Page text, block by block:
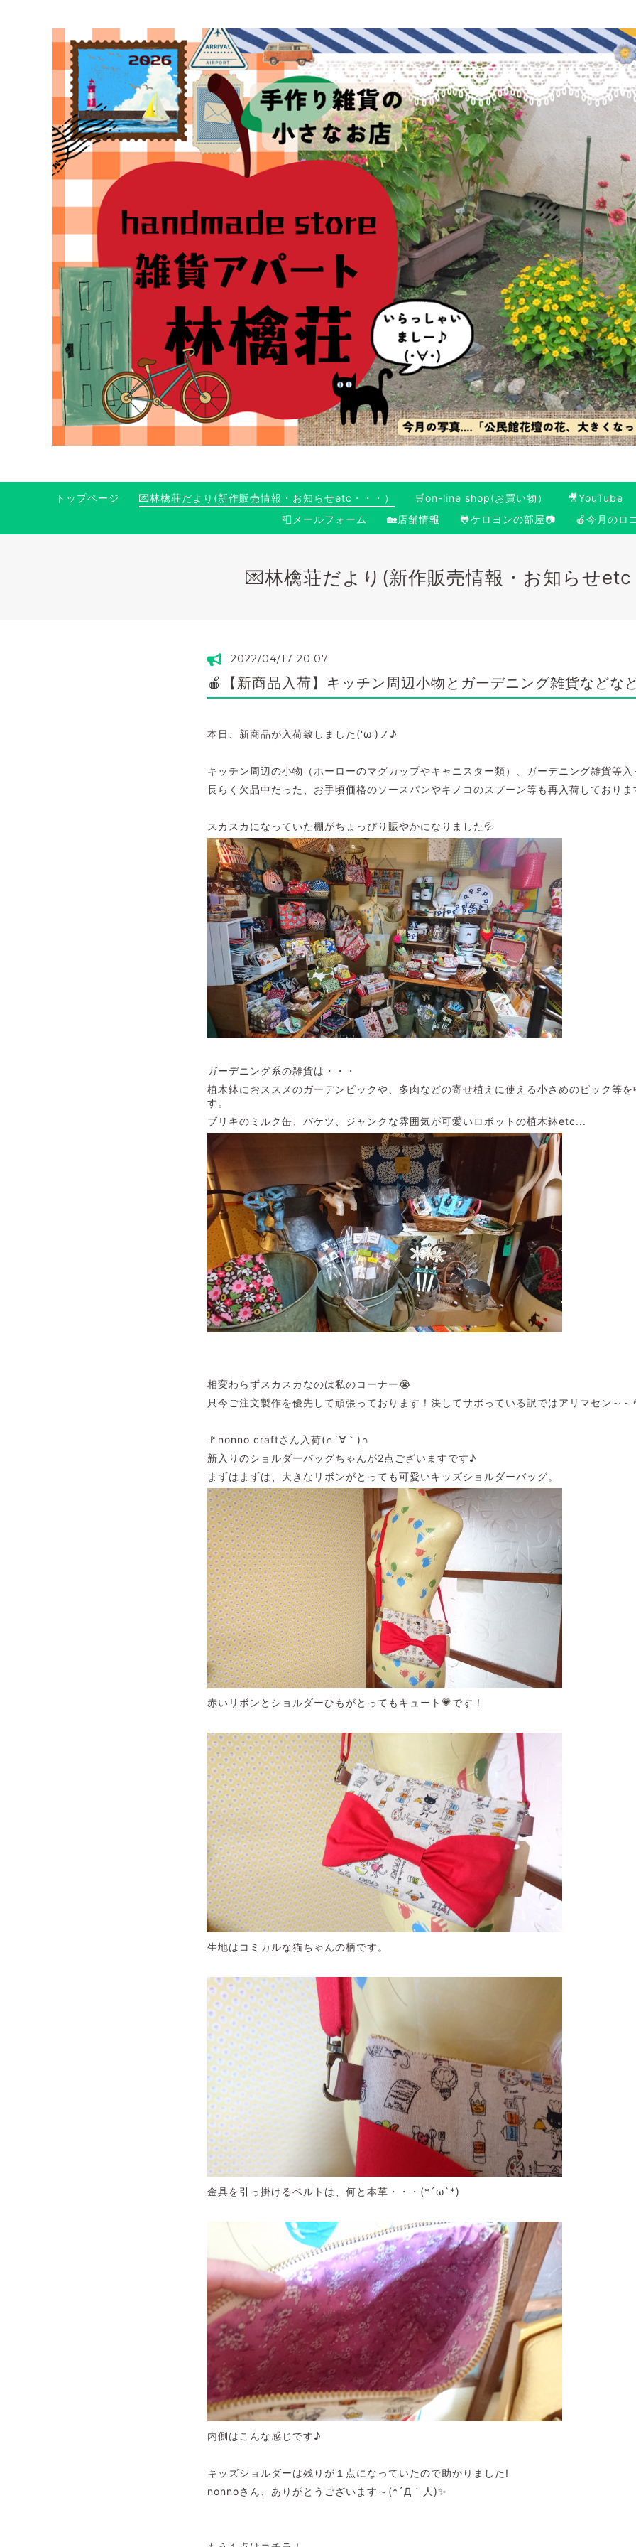
トップページ 💌林檎荘だより(新作販売情報・お知らせetc・・・） 🛒on-line shop(お買い物）
🎥YouTube
📮メールフォーム
🏡店舗情報 🐸ケロヨンの部屋📷 🍎今月のロ
💌林檎荘だより(新作販売情報・お知らせetc
2022/04/17 20:07
🍎【新商品入荷】キッチン周辺小物とガーデニング雑貨などな
本日、新商品が入荷致しました('ω')ノ♪
キッチン周辺の小物（ホーローのマグカップやキャニスター類）、ガーデニング雑貨等
長らく欠品中だった、お手頃価格のソースパンやキノコのスプーン等も再入荷しておりま
スカスカになっていた棚がちょっぴり賑やかになりました💦
ガーデニング系の雑貨は・・・
植木鉢におススメのガーデンピックや、多肉などの寄せ植えに使える小さめのピック等
す。
ブリキのミルク缶、バケツ、ジャンクな雰囲気が可愛いロボットの植木鉢etc...
相変わらずスカスカなのは私のコーナー😭
只今ご注文製作を優先して頑張っております！決してサボっている訳ではアリマセン～～
🚩nonno craftさん入荷(∩´∀｀)∩
新入りのショルダーバッグちゃんが2点ございますです♪
まずはまずは、大きなリボンがとっても可愛いキッズショルダーバッグ。
赤いリボンとショルダーひもがとってもキュート💗です！
生地はコミカルな猫ちゃんの柄です。
金具を引っ掛けるベルトは、何と本革・・・(*´ω`*)
内側はこんな感じです♪
キッズショルダーは残りが１点になっていたので助かりました!
nonnoさん、ありがとうございます～(*´Д｀人)✨